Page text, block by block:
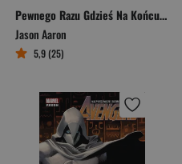
Pewnego Razu Gdzieś Na Końcu Świata. Księga druga
Jason Aaron
5,9 (25)